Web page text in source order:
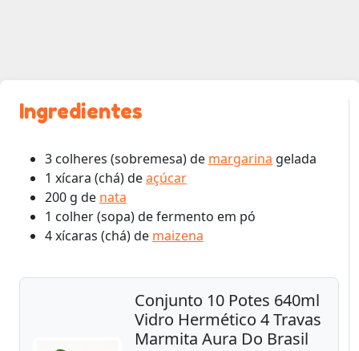
Ingredientes
3 colheres (sobremesa) de margarina gelada
1 xícara (chá) deaçúcar
200 g de nata
1 colher (sopa) de fermento em pó
4 xícaras (chá) de maizena
Conjunto 10 Potes 640ml
Vidro Hermético 4 Travas
Marmita Aura Do Brasil